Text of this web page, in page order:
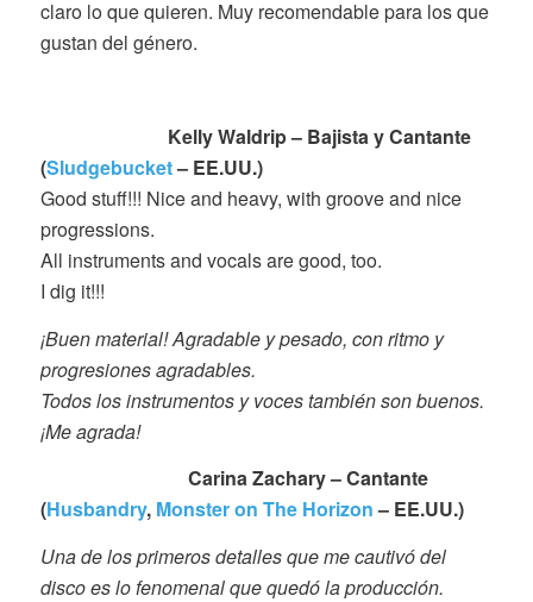
claro lo que quieren. Muy recomendable para los que
gustan del género.
Kelly Waldrip – Bajista y Cantante
(Sludgebucket– EE.UU.)
Good stuff!!! Nice and heavy, with groove and nice
progressions.
All instruments and vocals are good, too.
I dig it!!!
¡Buen material! Agradable y pesado, con ritmo y
progresiones agradables.
Todos los instrumentos y voces también son buenos.
¡Me agrada!
Carina Zachary – Cantante
(Husbandry, Monster on The Horizon– EE.UU.)
Una de los primeros detalles que me cautivó del
disco es lo fenomenal que quedó la producción.